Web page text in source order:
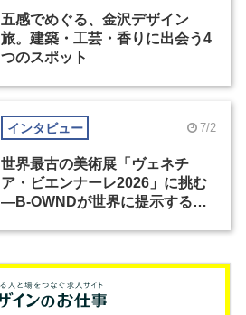
五感でめぐる、金沢デザイン
旅。建築・工芸・香りに出会う4
つのスポット
インタビュー 7/2
世界最古の美術展「ヴェネチ
ア・ビエンナーレ2026」に挑む
―B-OWNDが世界に提示する美